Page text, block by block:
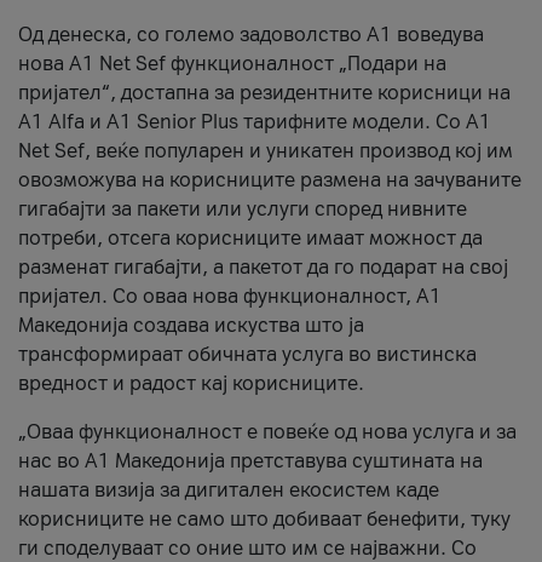
Од денеска, со големо задоволство А1 воведува
нова A1 Net Sef функционалност „Подари на
пријател“, достапна за резидентните корисници на
А1 Alfa и A1 Senior Plus тарифните модели. Со A1
Net Sef, веќе популарен и уникатен производ кој им
овозможува на корисниците размена на зачуваните
гигабајти за пакети или услуги според нивните
потреби, отсега корисниците имаат можност да
разменат гигабајти, а пакетот да го подарат на свој
пријател. Со оваа нова функционалност, А1
Македонија создава искуства што ја
трансформираат обичната услуга во вистинска
вредност и радост кај корисниците.
„Оваа функционалност е повеќе од нова услуга и за
нас во А1 Македонија претставува суштината на
нашата визија за дигитален екосистем каде
корисниците не само што добиваат бенефити, туку
ги споделуваат со оние што им се најважни. Со